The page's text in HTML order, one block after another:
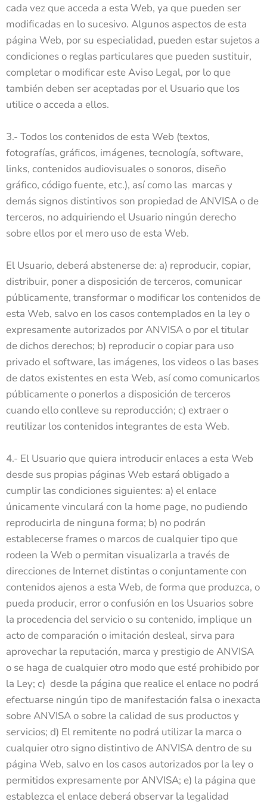
cada vez que acceda a esta Web, ya que pueden ser
modificadas en lo sucesivo. Algunos aspectos de esta
página Web, por su especialidad, pueden estar sujetos a
condiciones o reglas particulares que pueden sustituir,
completar o modificar este Aviso Legal, por lo que
también deben ser aceptadas por el Usuario que los
utilice o acceda a ellos.
3.- Todos los contenidos de esta Web (textos,
fotografías, gráficos, imágenes, tecnología, software,
links, contenidos audiovisuales o sonoros, diseño
gráfico, código fuente, etc.), así como las marcas y
demás signos distintivos son propiedad de ANVISA o de
terceros, no adquiriendo el Usuario ningún derecho
sobre ellos por el mero uso de esta Web.
El Usuario, deberá abstenerse de: a) reproducir, copiar,
distribuir, poner a disposición de terceros, comunicar
públicamente, transformar o modificar los contenidos de
esta Web, salvo en los casos contemplados en la ley o
expresamente autorizados por ANVISA o por el titular
de dichos derechos; b) reproducir o copiar para uso
privado el software, las imágenes, los videos o las bases
de datos existentes en esta Web, así como comunicarlos
públicamente o ponerlos a disposición de terceros
cuando ello conlleve su reproducción; c) extraer o
reutilizar los contenidos integrantes de esta Web.
4.- El Usuario que quiera introducir enlaces a esta Web
desde sus propias páginas Web estará obligado a
cumplir las condiciones siguientes: a) el enlace
únicamente vinculará con la home page, no pudiendo
reproducirla de ninguna forma; b) no podrán
establecerse frames o marcos de cualquier tipo que
rodeen la Web o permitan visualizarla a través de
direcciones de Internet distintas o conjuntamente con
contenidos ajenos a esta Web, de forma que produzca, o
pueda producir, error o confusión en los Usuarios sobre
la procedencia del servicio o su contenido, implique un
acto de comparación o imitación desleal, sirva para
aprovechar la reputación, marca y prestigio de ANVISA
o se haga de cualquier otro modo que esté prohibido por
la Ley; c) desde la página que realice el enlace no podrá
efectuarse ningún tipo de manifestación falsa o inexacta
sobre ANVISA o sobre la calidad de sus productos y
servicios; d) El remitente no podrá utilizar la marca o
cualquier otro signo distintivo de ANVISA dentro de su
página Web, salvo en los casos autorizados por la ley o
permitidos expresamente por ANVISA; e) la página que
establezca el enlace deberá observar la legalidad